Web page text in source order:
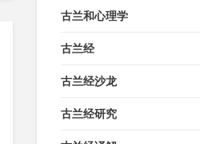
古兰和心理学
古兰经
古兰经沙龙
古兰经研究